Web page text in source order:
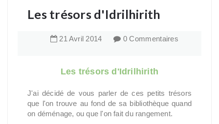
Les trésors d'Idrilhirith
21 Avril 2014 0 Commentaires
Les trésors d'Idrilhirith
J'ai décidé de vous parler de ces petits trésors
que l'on trouve au fond de sa bibliothèque quand
on déménage, ou que l'on fait du rangement.